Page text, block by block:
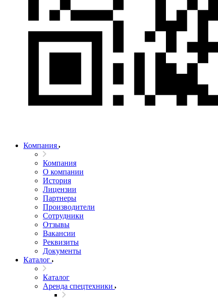
Компания
Компания
О компании
История
Лицензии
Партнеры
Производители
Сотрудники
Отзывы
Вакансии
Реквизиты
Документы
Каталог
Каталог
Аренда спецтехники